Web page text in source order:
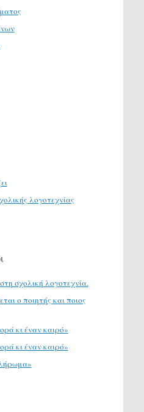
λογοτεχνίας
σχολική λογοτεχνία.
ο ποιητής και ποιος
κι έναν καιρό»
κι έναν καιρό»